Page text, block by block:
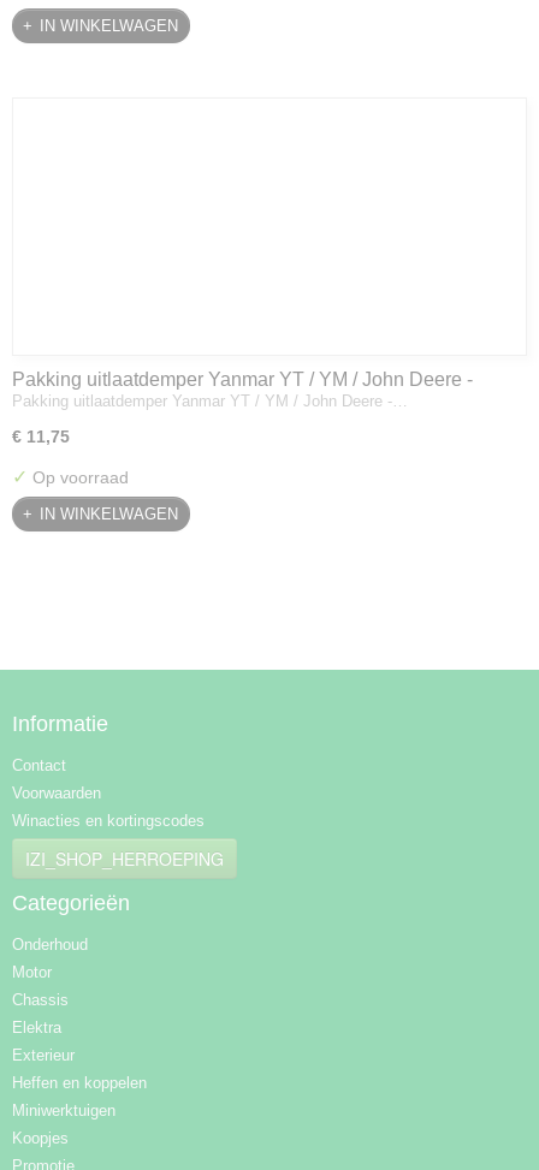
IN WINKELWAGEN
Pakking uitlaatdemper Yanmar YT / YM / John Deere -
128300-13230
Pakking uitlaatdemper Yanmar YT / YM / John Deere -…
€ 11,75
✓ Op voorraad
IN WINKELWAGEN
Informatie
Contact
Voorwaarden
Winacties en kortingscodes
IZI_SHOP_HERROEPING
Categorieën
Onderhoud
Motor
Chassis
Elektra
Exterieur
Heffen en koppelen
Miniwerktuigen
Koopjes
Promotie